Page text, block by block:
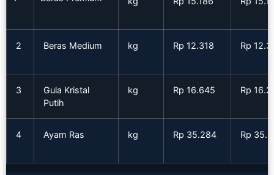
2 Beras Medium kg Rp 12.318 Rp
3
Gula Kristal
Putih
kg Rp 16.645 Rp
4 Ayam Ras kg Rp 35.284 Rp